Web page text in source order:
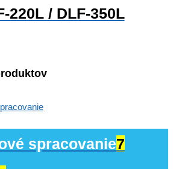
220L / DLF-350L
spracovanie7